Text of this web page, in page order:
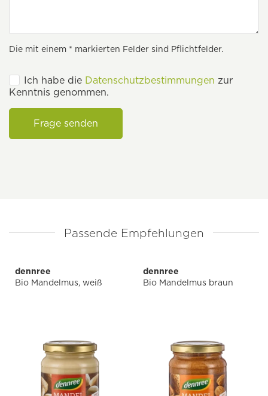
Die mit einem * markierten Felder sind Pflichtfelder.
Ich habe die Datenschutzbestimmungen zur
Kenntnis genommen.
Frage senden
Passende Empfehlungen
dennree
Bio Mandelmus, weiß
dennree
Bio Mandelmus braun